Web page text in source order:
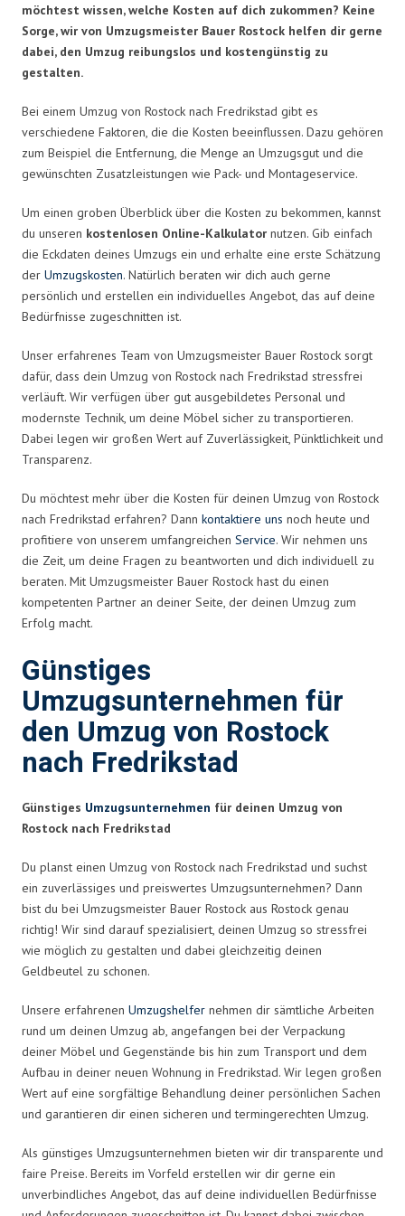
möchtest wissen, welche Kosten auf dich zukommen? Keine
Sorge, wir von Umzugsmeister Bauer Rostock helfen dir gerne
dabei, den Umzug reibungslos und kostengünstig zu
gestalten.
Bei einem Umzug von Rostock nach Fredrikstad gibt es
verschiedene Faktoren, die die Kosten beeinflussen. Dazu gehören
zum Beispiel die Entfernung, die Menge an Umzugsgut und die
gewünschten Zusatzleistungen wie Pack- und Montageservice.
Um einen groben Überblick über die Kosten zu bekommen, kannst
du unseren kostenlosen Online-Kalkulator nutzen. Gib einfach
die Eckdaten deines Umzugs ein und erhalte eine erste Schätzung
der Umzugskosten. Natürlich beraten wir dich auch gerne
persönlich und erstellen ein individuelles Angebot, das auf deine
Bedürfnisse zugeschnitten ist.
Unser erfahrenes Team von Umzugsmeister Bauer Rostock sorgt
dafür, dass dein Umzug von Rostock nach Fredrikstad stressfrei
verläuft. Wir verfügen über gut ausgebildetes Personal und
modernste Technik, um deine Möbel sicher zu transportieren.
Dabei legen wir großen Wert auf Zuverlässigkeit, Pünktlichkeit und
Transparenz.
Du möchtest mehr über die Kosten für deinen Umzug von Rostock
nach Fredrikstad erfahren? Dann kontaktiere uns noch heute und
profitiere von unserem umfangreichen Service. Wir nehmen uns
die Zeit, um deine Fragen zu beantworten und dich individuell zu
beraten. Mit Umzugsmeister Bauer Rostock hast du einen
kompetenten Partner an deiner Seite, der deinen Umzug zum
Erfolg macht.
Günstiges
Umzugsunternehmen für
den Umzug von Rostock
nach Fredrikstad
Günstiges Umzugsunternehmen für deinen Umzug von
Rostock nach Fredrikstad
Du planst einen Umzug von Rostock nach Fredrikstad und suchst
ein zuverlässiges und preiswertes Umzugsunternehmen? Dann
bist du bei Umzugsmeister Bauer Rostock aus Rostock genau
richtig! Wir sind darauf spezialisiert, deinen Umzug so stressfrei
wie möglich zu gestalten und dabei gleichzeitig deinen
Geldbeutel zu schonen.
Unsere erfahrenen Umzugshelfer nehmen dir sämtliche Arbeiten
rund um deinen Umzug ab, angefangen bei der Verpackung
deiner Möbel und Gegenstände bis hin zum Transport und dem
Aufbau in deiner neuen Wohnung in Fredrikstad. Wir legen großen
Wert auf eine sorgfältige Behandlung deiner persönlichen Sachen
und garantieren dir einen sicheren und termingerechten Umzug.
Als günstiges Umzugsunternehmen bieten wir dir transparente und
faire Preise. Bereits im Vorfeld erstellen wir dir gerne ein
unverbindliches Angebot, das auf deine individuellen Bedürfnisse